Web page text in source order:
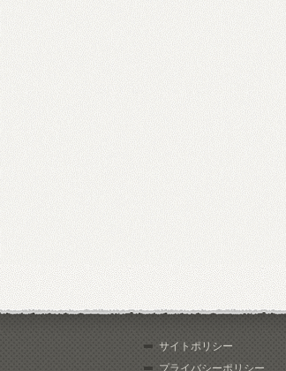
サイトポリシー
プライバシーポリシー